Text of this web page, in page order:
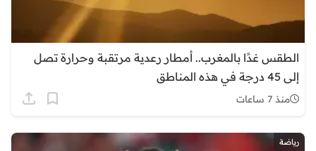
الطقس غدًا بالمغرب.. أمطار رعدية مرتقبة وحرارة تصل
إلى 45 درجة في هذه المناطق
منذ 7 ساعات
رياضة